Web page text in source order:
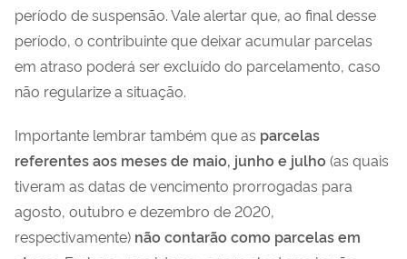
período de suspensão. Vale alertar que, ao final desse
período, o contribuinte que deixar acumular parcelas
em atraso poderá ser excluído do parcelamento, caso
não regularize a situação.
Importante lembrar também que as parcelas
referentesaos meses de maio, junho e julho (as quais
tiveram as datas de vencimento prorrogadas para
agosto, outubro e dezembro de 2020,
respectivamente) não contarão como parcelas em